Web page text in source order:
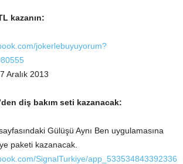
kazanın:
jokerlebuyuyorum?
Aralık 2013
diş bakım seti kazanacak:
Gülüşü Aynı Ben uygulamasına
paketi kazanacak.
SignalTurkiye/app_533534843392336